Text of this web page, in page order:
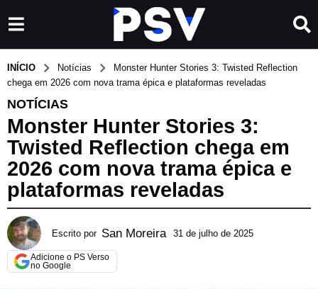
INÍCIO Notícias
Monster Hunter Stories 3: Twisted Reflection
chega em 2026 com nova trama épica e plataformas reveladas
NOTÍCIAS
Monster Hunter Stories 3:
Twisted Reflection chega em
2026 com nova trama épica e
plataformas reveladas
Escrito por San Moreira 31 de julho de 2025
Adicione o PS Verso
no Google